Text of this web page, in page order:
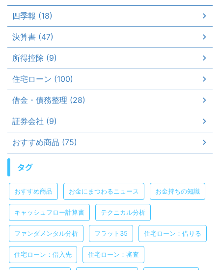
四季報 (18)
決算書 (47)
所得控除 (9)
住宅ローン (100)
借金・債務整理 (28)
証券会社 (9)
おすすめ商品 (75)
タグ
おすすめ商品 お金にまつわるニュース お金持ちの知識
キャッシュフロー計算書 テクニカル分析
ファンダメンタル分析 フラット35 住宅ローン：借りる
住宅ローン：借入先 住宅ローン：審査